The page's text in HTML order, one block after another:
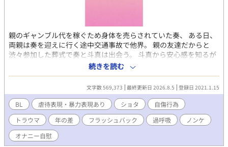
親のギャンブル代を稼ぐため身体を売らされていた奏、 ある日、
両親は奏を迎えに行く途中交通事故で他界。 親の友達だからと
渋々参加した葬式で奏と斗真は出会う。 斗真から安心感を知るが
裏切られることを恐れ前に進めない。 もどかしいけど支えたい。
そんな恋愛ストーリー。 登場人物 福田 奏(ふくだ かなで) 11歳 両
親がギャンブルにハマり金を稼ぐため毎日身体を売って生活して
いた。 虐待を受けていた。 対人恐怖症 身長：132ｃｍ 髪は肩にか
かるくらいの長さ、色白、目が大きくて女の子に間違えるくらい
可愛い顔立ち。髪と目が少し茶色。 向井 斗真(むかい とうま)26歳
職業はプログラマー 一人暮らし 高２の時、2歳の奏とは会ったこ
とがあったがそれ以降会っていなかった。 身長：178ｃｍ 細身、
髪は短めでダークブラウン。 小林 透(こばやし とおる)26歳 精神
続きを読む
文字数 569,373 最終更新日 2026.8.5 登録日 2021.1.15
BL 虐待表現・暴力表現あり ショタ
自傷行為
トラウマ
年の差 フラッシュバック 過呼吸
ノンケ
オナニー自慰